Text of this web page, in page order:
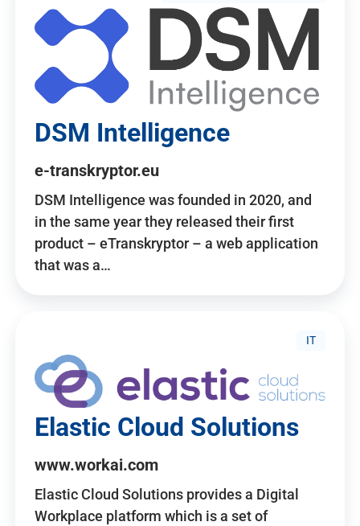
DSM Intelligence
e-transkryptor.eu
DSM Intelligence was founded in 2020, and
in the same year they released their first
product – eTranskryptor – a web application
that was a…
IT
Elastic Cloud Solutions
www.workai.com
Elastic Cloud Solutions provides a Digital
Workplace platform which is a set of